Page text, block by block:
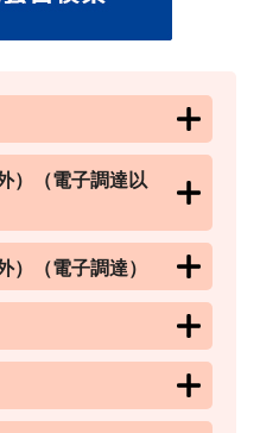
）（電子調達以
）（電子調達）